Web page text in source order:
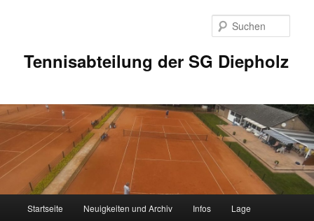
Tennisabteilung der SG Diepholz
Startseite Neuigkeiten und Archiv Infos Lage